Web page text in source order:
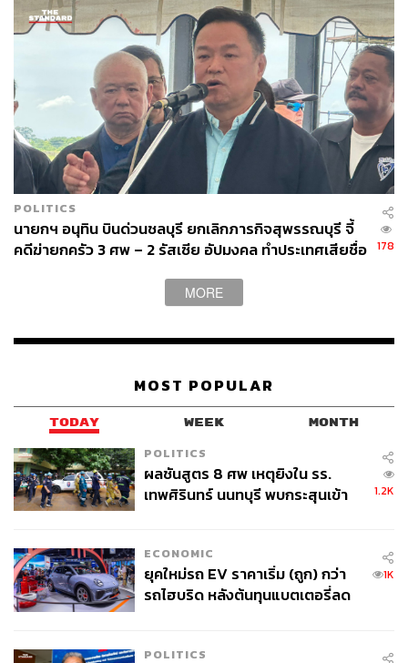
ดำรงเกียรติ มาลา
Content Creator THE STANDARD WEALTH
POLITICS
นายกฯ อนุทิน บินด่วนชลบุรี ยกเลิกภารกิจสุพรรณบุรี จี้
คดีฆ่ายกครัว 3 ศพ – 2 รัสเซีย อัปมงคล ทำประเทศเสียชื่อ
178
MORE
MOST POPULAR
TODAY WEEK MONTH
POLITICS
ผลชันสูตร 8 ศพ เหตุยิงใน รร.
เทพศิรินทร์ นนทบุรี พบกระสุนเข้า
1.2K
ECONOMIC
ยุคใหม่รถ EV ราคาเริ่ม (ถูก) กว่า
รถไฮบริด หลังต้นทุนแบตเตอรี่ลด
1K
POLITICS